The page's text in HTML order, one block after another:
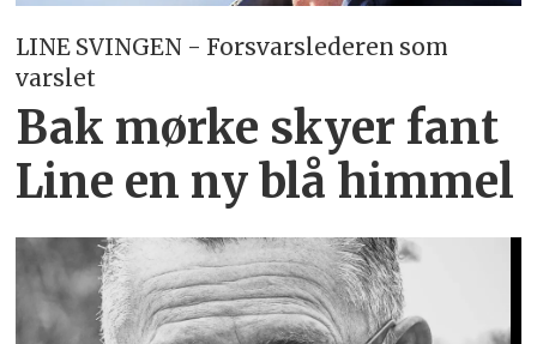
LINE SVINGEN - Forsvarslederen som
varslet
Bak mørke skyer fant
Line en ny blå himmel